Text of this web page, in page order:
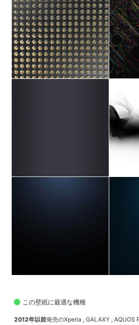
この壁紙に最適な機種
2012年以前発売のXperia , GALAXY , AQUOS